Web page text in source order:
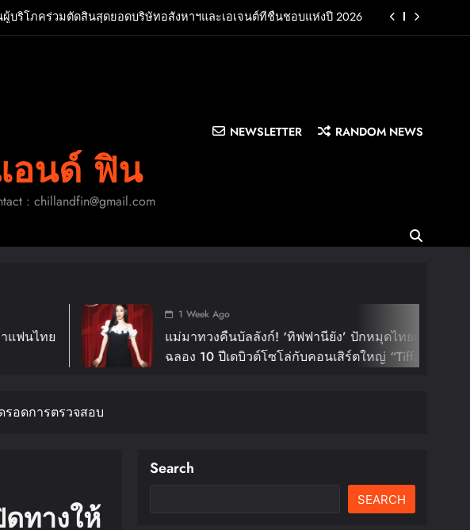
นผู้บริโภคร่วมตัดสินสุดยอดบริษัทอสังหาฯและเอเจนต์ที่ชื่นชอบแห่งปี 2026
วงเวลาพิเศษกับครอบครัว สร้างความทรงจำดีๆไปกับออนิกซ์ฮอสพิทาลิตี้
ลงสุดไวรัล “Ain’t In LA”พร้อมประกาศอัลบั้มเดบิวต์ PRIMA เตรียมปล่อย
4 ก.ย. นี้
นผู้บริโภคร่วมตัดสินสุดยอดบริษัทอสังหาฯและเอเจนต์ที่ชื่นชอบแห่งปี 2026
AT THE CLUB พร้อมปล่อยเอ็มวี “Cry Ugly” โดนใจแฟนคลับ ก่อน
อนด์ ฟิน
: chillandfin@gmail.com
NEWSLETTER RANDOM NEWS
1 Week Ago
แม่มาทวงคืนบัลลังก์! ‘ทิฟฟานียัง’ ปักหมุดไทยแลนด์
ฉลอง 10 ปีเดบิวต์โซโล่กับคอนเสิร์ตใหญ่ “Tiffany
รอดการตรวจสอบ
ทางให้
Search
SEARCH